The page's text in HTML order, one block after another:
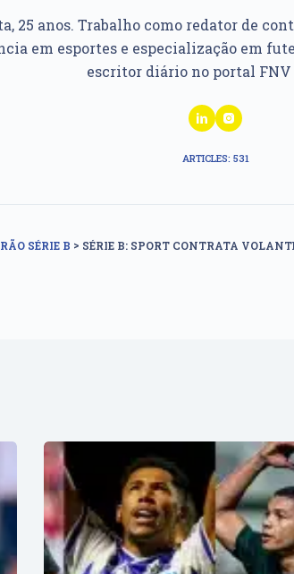
25 anos. Trabalho como redator de
em esportes e especialização em
escritor diário no portal FNV
ARTICLES: 531
SÉRIE B > SÉRIE B: SPORT CONTRATA